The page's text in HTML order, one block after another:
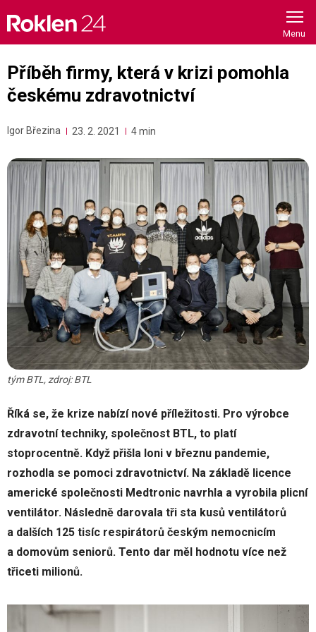
content
Příběh firmy, která v krizi pomohla
českému zdravotnictví
Igor Březina 23. 2. 2021 4 min
tým BTL, zdroj: BTL
Říká se, že krize nabízí nové příležitosti. Pro výrobce
zdravotní techniky, společnost BTL, to platí
stoprocentně. Když přišla loni v březnu pandemie,
rozhodla se pomoci zdravotnictví. Na základě licence
americké společnosti Medtronic navrhla a vyrobila plicní
ventilátor. Následně darovala tři sta kusů ventilátorů
a dalších 125 tisíc respirátorů českým nemocnicím
a domovům seniorů. Tento dar měl hodnotu více než
třiceti milionů.